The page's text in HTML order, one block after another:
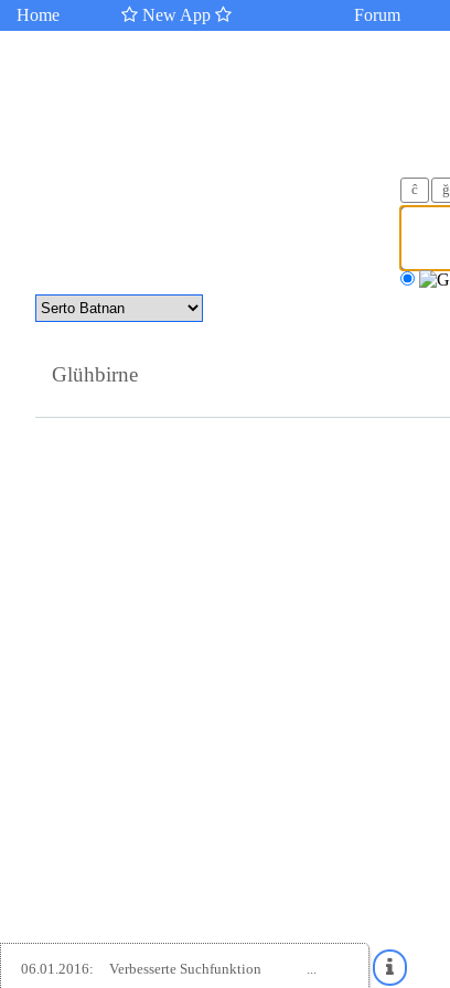
Home New App Forum
ĉ ğ
Glühbirne
06.01.2016: Verbesserte Suchfunktion ...